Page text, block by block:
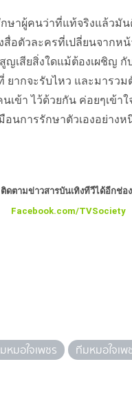
นว่าที่แท้จริงแล้วมันคื
อตัวละครที่เปลี่ยนจากห
สียสิ่งใดแม้ต้องเผชิญ กั
ากจะรับไหว และมารว
เข้า ไว้ด้วยกัน ค่อยๆเข้า
นการรักษาตัวเองอย่างห
ติดตามข่าวสารบันเทิงทีวีได้อีกช่อ
Facebook.com/TVSociety
หมอใจเพชร
ทีมหมอใจเพ